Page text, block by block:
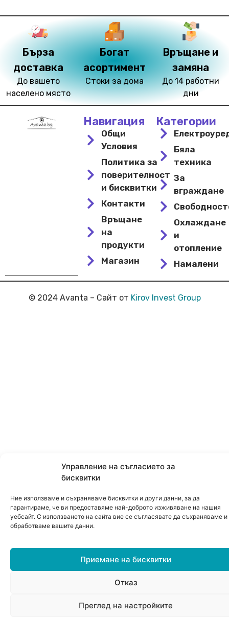
Управление на съгласието за
бисквитки
Ние използваме и съхраняваме бисквитки и други данни, за да
гарантираме, че ви предоставяме най-доброто изживяване на нашия
уебсайт. С използването на сайта вие се съгласявате да съхраняваме и
обработваме вашите данни.
Приемане на бисквитки
Отказ
Преглед на настройките
Бърза
доставка
До вашето
населено място
Богат
асортимент
Стоки за дома
Връщане и
замяна
До 14 работни
дни
Навигация
Общи
Условия
Политика за
поверителност
и бисквитки
Контакти
Връщане
на
продукти
Магазин
Категории
Бяла
техника
За
вграждане
Охлаждане
и
отопление
Намалени
© 2024 Avanta – Сайт от Kirov Invest Group